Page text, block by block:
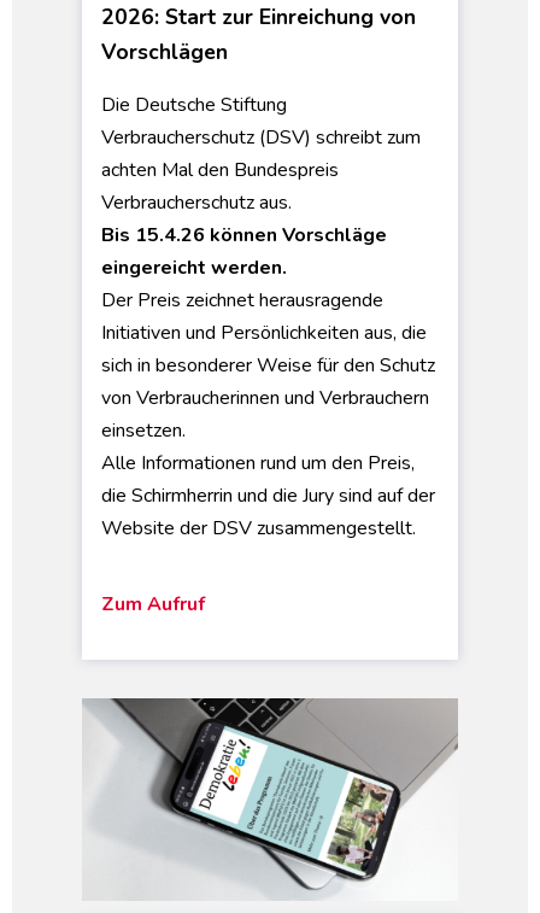
2026: Start zur Einreichung von
Vorschlägen
Die Deutsche Stiftung
Verbraucherschutz (DSV) schreibt zum
achten Mal den Bundespreis
Verbraucherschutz aus.
Bis 15.4.26 können Vorschläge
eingereicht werden.
Der Preis zeichnet herausragende
Initiativen und Persönlichkeiten aus, die
sich in besonderer Weise für den Schutz
von Verbraucherinnen und Verbrauchern
einsetzen.
Alle Informationen rund um den Preis,
die Schirmherrin und die Jury sind auf der
Website der DSV zusammengestellt.
Zum Aufruf